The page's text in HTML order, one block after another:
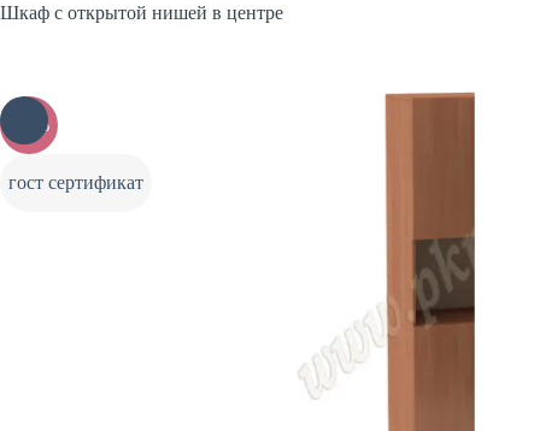
Шкаф с открытой нишей в центре
-20%
гост сертификат